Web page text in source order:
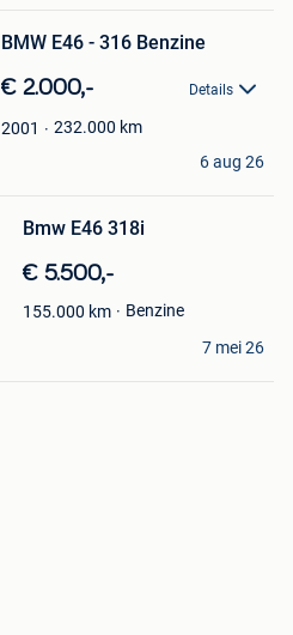
BMW E46 - 316 Benzine
€ 2.000,- Details
2001 232.000 km
6 aug 26
Bmw E46 318i
€ 5.500,-
155.000 km
Benzine
7 mei 26